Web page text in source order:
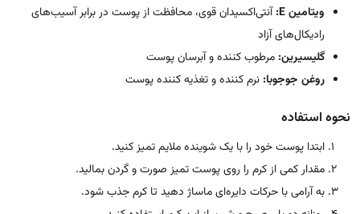
ویتامین E:
آنتی‌اکسیدان قوی، محافظت از پوست در برابر آسیب‌های
رادیکال‌های آزاد
گلیسیرین: مرطوب کننده و آبرسان پوست
روغن جوجوبا: نرم کننده و تغذیه کننده پوست
نحوه استفاده
ابتدا پوست خود را با یک شوینده ملایم تمیز کنید.
مقدار کمی از کرم را روی پوست تمیز صورت و گردن بمالید.
به آرامی با حرکات دایره‌ای ماساژ دهید تا کرم جذب شود.